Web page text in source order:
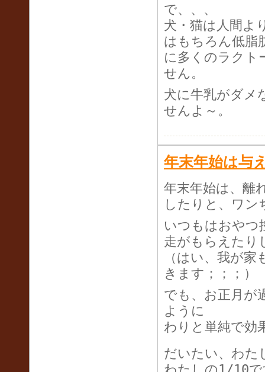
で、、、
犬・猫は人間よ
はもちろん低脂
に多くのラクト
せん。
犬に牛乳がダメ
せんよ～。
年末年始は与
年末年始は、離
したりと、ワン
いつもはおやつ
走がもらえたり
（はい、我が
きます；；；）
でも、お正月が
ように
わりと単純で効
だいたい、わた